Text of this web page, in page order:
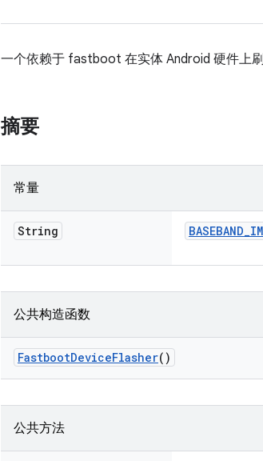
一个依赖于 fastboot 在实体 Android 硬件上刷
摘要
常量
String BASEBAND_
公共构造函数
FastbootDeviceFlasher()
公共方法